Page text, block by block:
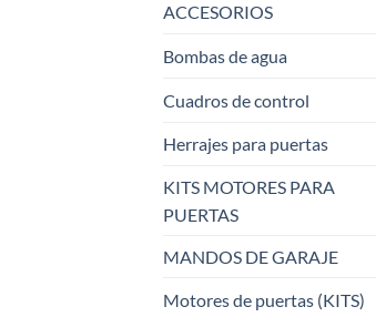
ACCESORIOS
Bombas de agua
Cuadros de control
Herrajes para puertas
KITS MOTORES PARA
PUERTAS
MANDOS DE GARAJE
Motores de puertas (KITS)